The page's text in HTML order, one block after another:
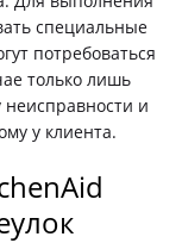
специальные
потребоваться
только лишь
и
у клиента.